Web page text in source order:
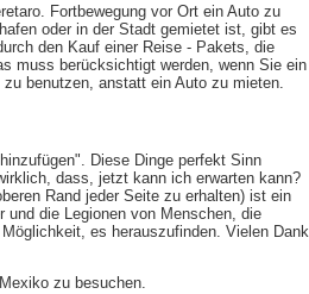
Fortbewegung vor Ort ein Auto zu
oder in der Stadt gemietet ist, gibt es
den Kauf einer Reise - Pakets, die
muss berücksichtigt werden, wenn Sie ein
benutzen, anstatt ein Auto zu mieten.
Diese Dinge perfekt Sinn
dass, jetzt kann ich erwarten kann?
Rand jeder Seite zu erhalten) ist ein
und die Legionen von Menschen, die
es herauszufinden. Vielen Dank
zu besuchen.